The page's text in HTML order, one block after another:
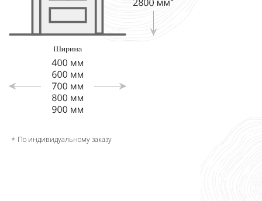
По индивидуальному заказу